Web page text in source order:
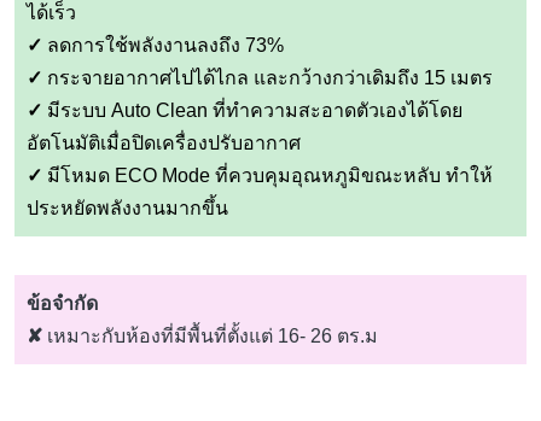
ได้เร็ว
✓ ลดการใช้พลังงานลงถึง 73%
✓ กระจายอากาศไปได้ไกล และกว้างกว่าเดิมถึง 15 เมตร
✓ มีระบบ Auto Clean ที่ทำความสะอาดตัวเองได้โดย
อัตโนมัติเมื่อปิดเครื่องปรับอากาศ
✓ มีโหมด ECO Mode ที่ควบคุมอุณหภูมิขณะหลับ ทำให้
ประหยัดพลังงานมากขึ้น
ข้อจำกัด
✘ เหมาะกับห้องที่มีพื้นที่ตั้งแต่ 16- 26 ตร.ม